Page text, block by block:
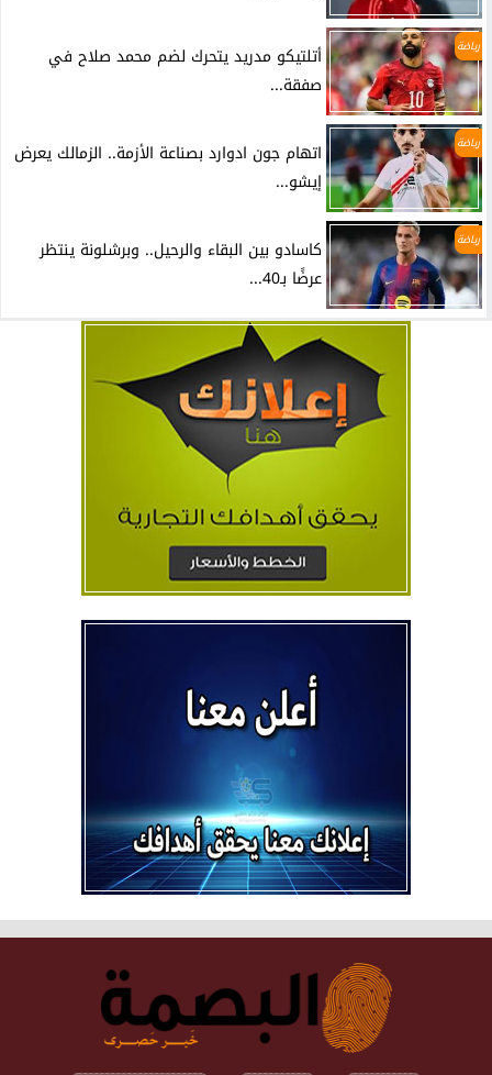
رياضة
أتلتيكو مدريد يتحرك لضم محمد صلاح في
صفقة...
رياضة
اتهام جون ادوارد بصناعة الأزمة.. الزمالك يعرض
إيشو...
رياضة
كاسادو بين البقاء والرحيل.. وبرشلونة ينتظر
عرضًا بـ40...